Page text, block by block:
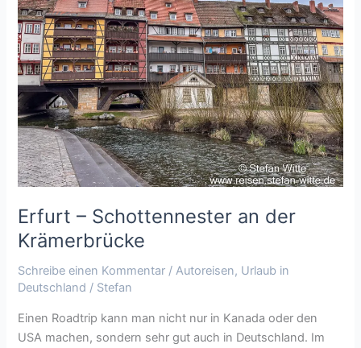
Erfurt – Schottennester an der
Krämerbrücke
Schreibe einen Kommentar /Autoreisen, Urlaub in
Deutschland / Stefan
Einen Roadtrip kann man nicht nur in Kanada oder den
USA machen, sondern sehr gut auch in Deutschland. Im
an
der
Krämerbrücke